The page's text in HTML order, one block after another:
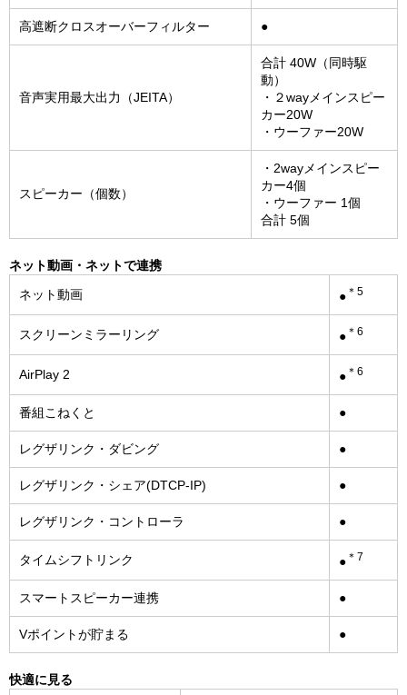
高遮断クロスオーバーフィルター ●
音声実用最大出力（JEITA）
合計 40W（同時駆
動）
・２wayメインスピー
カー20W
・ウーファー20W
スピーカー（個数）
・2wayメインスピー
カー4個
・ウーファー 1個
合計 5個
ネット動画・ネットで連携
ネット動画
● ＊5
スクリーンミラーリング ● ＊6
AirPlay 2 ● ＊6
番組こねくと ●
レグザリンク・ダビング ●
レグザリンク・シェア(DTCP-IP) ●
レグザリンク・コントローラ ●
タイムシフトリンク ● ＊7
スマートスピーカー連携 ●
Vポイントが貯まる ●
快適に見る